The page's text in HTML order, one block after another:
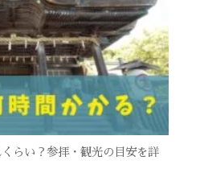
らい？参拝・観光の目安を詳